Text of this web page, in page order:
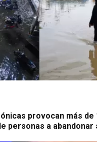
provocan más de
personas a abandonar